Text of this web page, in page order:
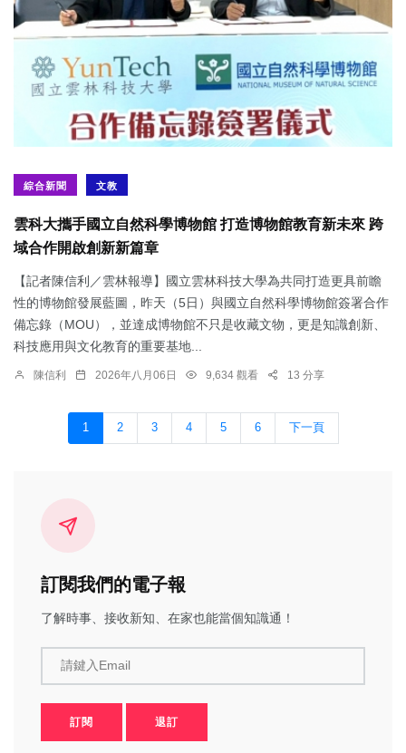
綜合新聞 文教
雲科大攜手國立自然科學博物館 打造博物館教育新未來 跨
域合作開啟創新新篇章
【記者陳信利／雲林報導】國立雲林科技大學為共同打造更具前瞻
性的博物館發展藍圖，昨天（5日）與國立自然科學博物館簽署合作
備忘錄（MOU），並達成博物館不只是收藏文物，更是知識創新、
科技應用與文化教育的重要基地...
陳信利 2026年八月06日 9,634 觀看 13 分享
1 2 3 4 5 6 下一頁
訂閱我們的電子報
了解時事、接收新知、在家也能當個知識通！
請鍵入Email
訂閱 退訂